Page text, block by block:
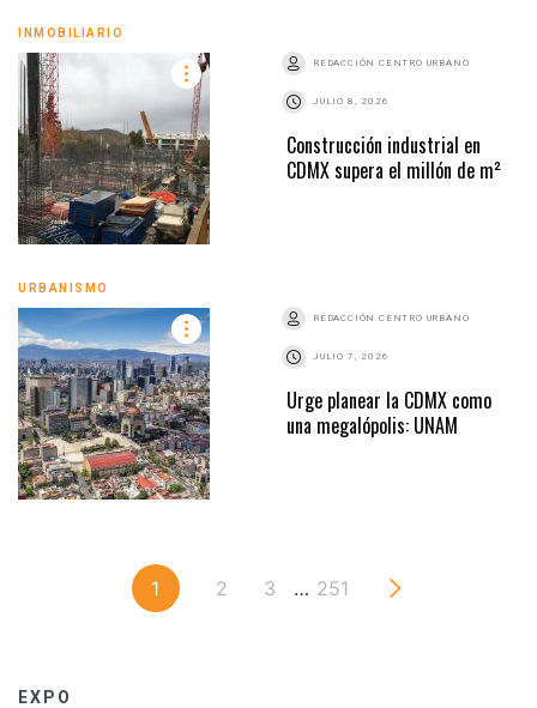
INMOBILIARIO
REDACCIÓN CENTRO URBANO
JULIO 8, 2026
Construcción industrial en
CDMX supera el millón de m²
URBANISMO
REDACCIÓN CENTRO URBANO
JULIO 7, 2026
Urge planear la CDMX como
una megalópolis: UNAM
1 2 3 … 251
EXPO